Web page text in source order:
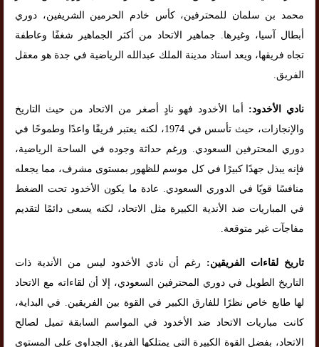
محمد بن سلمان للمحترفين، كأس خادم الحرمين الشريفين، دوري
أبطال آسيا، وغيرها. جماهير الاتحاد من أكثر الجماهير شغفًا وعاطفة
تجاه فريقها، ويعد استاد مدينة الملك عبدالله الرياضية في جدة هو معقل
الفريق.
نادي الأخدود: أما الأخدود فهو نادٍ أصغر من الاتحاد من حيث التاريخ
والإنجازات، حيث تأسس في 1974، لكنه يعتبر فريقًا واعدًا وطموحًا في
دوري المحترفين السعودي. ورغم حداثة وجوده في الساحة الرياضية،
فإنه يبذل جهدًا كبيرًا في كل موسم للظهور بمستوى مشرف، مما يجعله
منافسًا قويًا في الدوري السعودي. عادة ما يكون الأخدود تحت الضغط
في المباريات ضد الأندية الكبيرة مثل الاتحاد، لكنه يسعى دائمًا لتقديم
مفاجآت غير متوقعة.
تاريخ لقاءات الفريقين: رغم أن نادي الأخدود ليس من الأندية ذات
التاريخ الطويل في دوري المحترفين السعودي، إلا أن لقاءاته مع الاتحاد
لها طابع خاص نظرًا للفارق الكبير في القوة بين الفريقين. في البداية،
كانت مباريات الاتحاد ضد الأخدود في المواسم السابقة تميل لصالح
الاتحاد، بفضل القوة الكبيرة التي يمتلكها الفريق الجداوي على المستوى